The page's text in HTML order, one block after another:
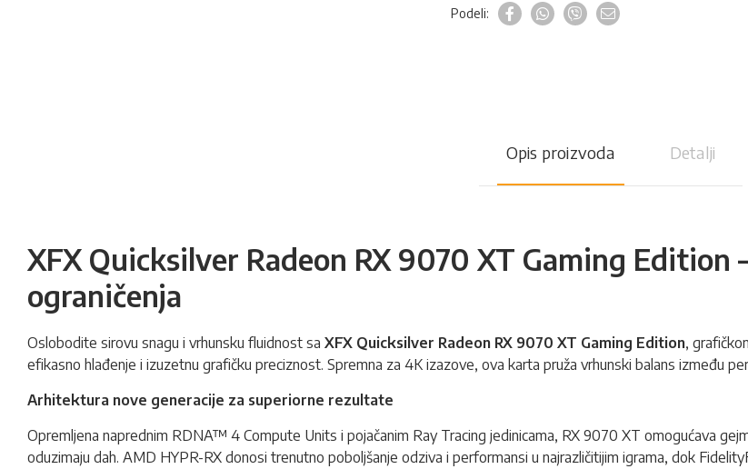
Podeli:
Opis proizvoda Detalji
XFX Quicksilver Radeon RX 9070 XT Gaming Edition
ograničenja
Oslobodite sirovu snagu i vrhunsku fluidnost sa XFX Quicksilver Radeon RX 9070 XT Gaming Edition,
efikasno hlađenje i izuzetnu grafičku preciznost. Spremna za 4K izazove, ova karta pruža vrhunski balans između
Arhitektura nove generacije za superiorne rezultate
Opremljena naprednim RDNA™ 4 Compute Units i pojačanim Ray Tracing jedinicama, RX 9070 XT omogućava
oduzimaju dah. AMD HYPR-RX donosi trenutno poboljšanje odziva i performansi u najrazličitijim igrama, dok